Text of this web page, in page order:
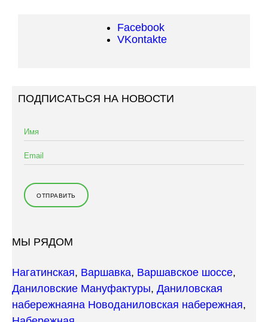
Facebook
VKontakte
ПОДПИСАТЬСЯ НА НОВОСТИ
МЫ РЯДОМ
Нагатинская, Варшавка, Варшавское шоссе,
Даниловские Мануфактуры, Даниловская
набережнаяна Новоданиловская набережная,